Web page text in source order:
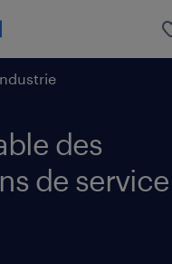
0
des
de service